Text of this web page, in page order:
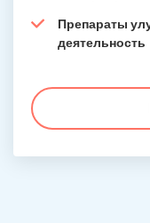
Препараты
деятельность